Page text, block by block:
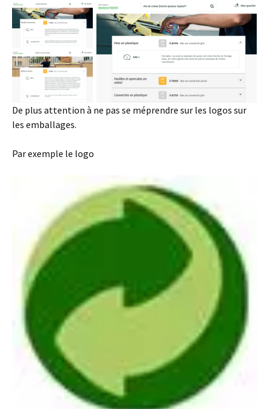
De plus attention à ne pas se méprendre sur les logos sur
les emballages.
Par exemple le logo